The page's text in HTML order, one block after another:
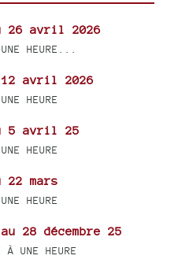
26 avril 2026
HEURE...
avril 2026
HEURE
5 avril 25
HEURE
mars
HEURE
28 décembre 25
À UNE HEURE